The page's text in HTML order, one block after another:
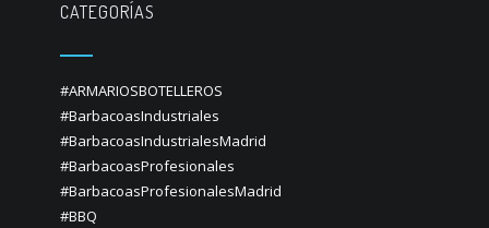
CATEGORÍAS
#ARMARIOSBOTELLEROS
#BarbacoasIndustriales
#BarbacoasIndustrialesMadrid
#BarbacoasProfesionales
#BarbacoasProfesionalesMadrid
#BBQ